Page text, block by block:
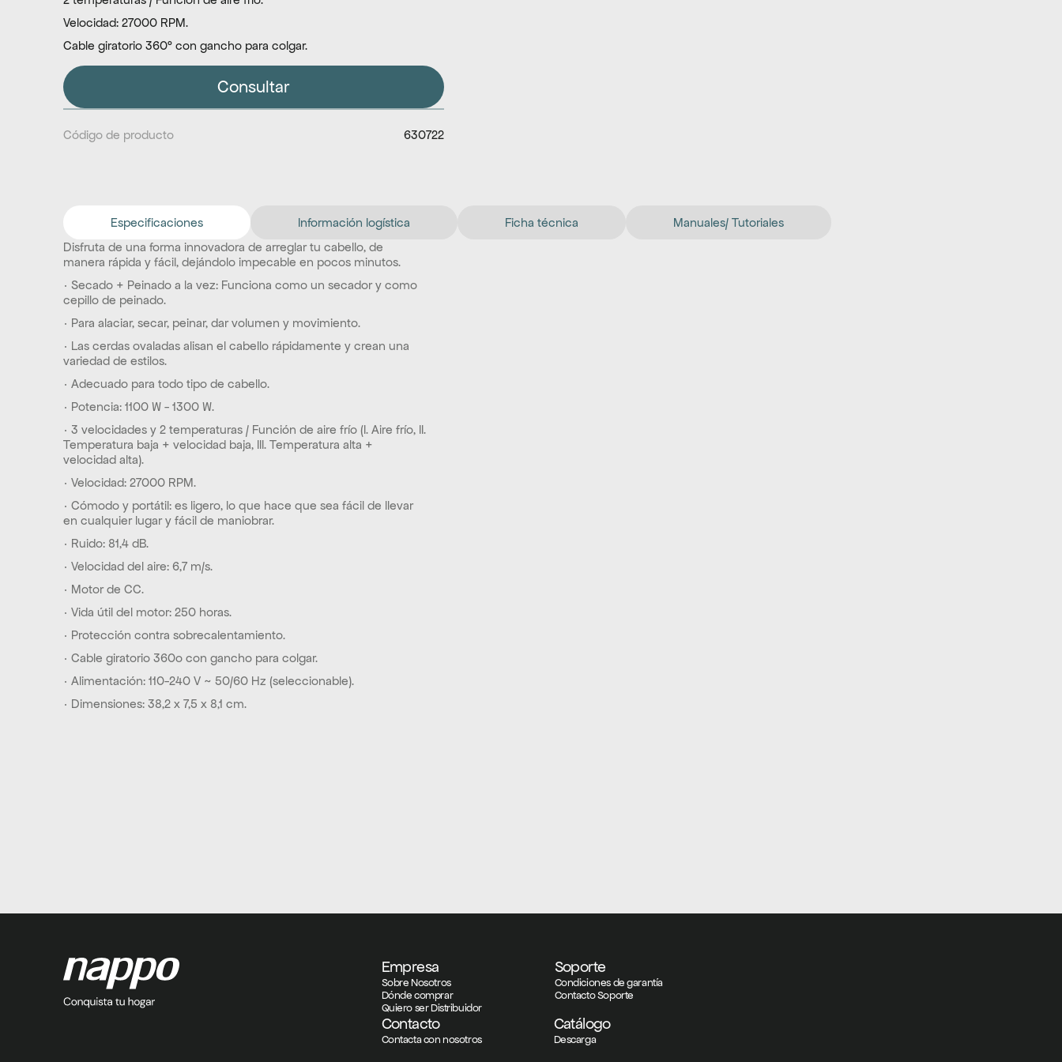
Velocidad: 27000 RPM.
Cable giratorio 360° con gancho para colgar.
Consultar
Código de producto 630722
Especificaciones Información logística Ficha técnica
Manuales/ Tutoriales
Disfruta de una forma innovadora de arreglar tu cabello, de
manera rápida y fácil, dejándolo impecable en pocos minutos.
· Secado + Peinado a la vez: Funciona como un secador y como
cepillo de peinado.
· Para alaciar, secar, peinar, dar volumen y movimiento.
· Las cerdas ovaladas alisan el cabello rápidamente y crean una
variedad de estilos.
· Adecuado para todo tipo de cabello.
· Potencia: 1100 W - 1300 W.
· 3 velocidades y 2 temperaturas / Función de aire frío (I. Aire frío, II.
Temperatura baja + velocidad baja, III. Temperatura alta +
velocidad alta).
· Velocidad: 27000 RPM.
· Cómodo y portátil: es ligero, lo que hace que sea fácil de llevar
en cualquier lugar y fácil de maniobrar.
· Ruido: 81,4 dB.
· Velocidad del aire: 6,7 m/s.
· Motor de CC.
· Vida útil del motor: 250 horas.
· Protección contra sobrecalentamiento.
· Cable giratorio 360o con gancho para colgar.
· Alimentación: 110-240 V ~ 50/60 Hz (seleccionable).
· Dimensiones: 38,2 x 7,5 x 8,1 cm.
Empresa
Sobre Nosotros
Dónde comprar
Quiero ser Distribuidor
Soporte
Condiciones de garantía
Contacto Soporte
Contacto
Contacta con nosotros
Catálogo
Descarga